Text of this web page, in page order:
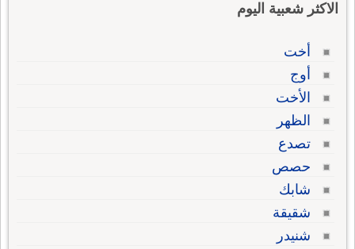
الاكثر شعبية اليوم
أخت
أوج
الأخت
الظهر
تصدع
حصص
شابك
شقيقة
شنيدر